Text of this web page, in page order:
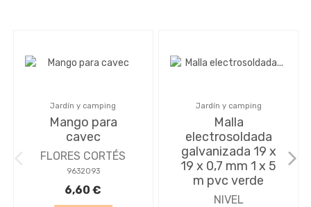
Jardín y camping
Mango para
cavec
FLORES CORTÉS
9632093
6,60 €
Jardín y camping
Malla
electrosoldada
galvanizada 19 x
19 x 0,7 mm 1 x 5
m pvc verde
NIVEL